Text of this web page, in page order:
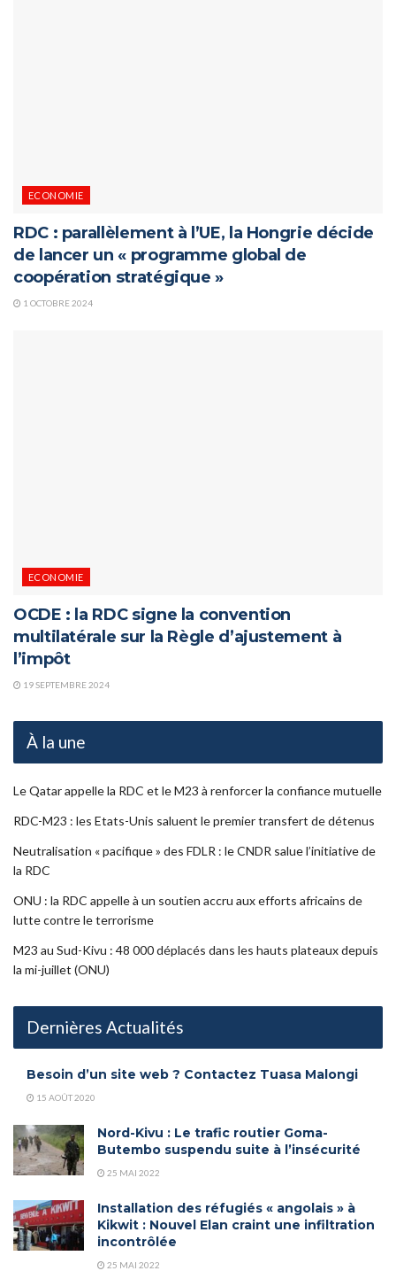
ECONOMIE
RDC : parallèlement à l’UE, la Hongrie décide
de lancer un « programme global de
coopération stratégique »
1 OCTOBRE 2024
ECONOMIE
OCDE : la RDC signe la convention
multilatérale sur la Règle d’ajustement à
l’impôt
19 SEPTEMBRE 2024
À la une
Le Qatar appelle la RDC et le M23 à renforcer la confiance mutuelle
RDC-M23 : les Etats-Unis saluent le premier transfert de détenus
Neutralisation « pacifique » des FDLR : le CNDR salue l’initiative de
la RDC
ONU : la RDC appelle à un soutien accru aux efforts africains de
lutte contre le terrorisme
M23 au Sud-Kivu : 48 000 déplacés dans les hauts plateaux depuis
la mi-juillet (ONU)
Dernières Actualités
Besoin d’un site web ? Contactez Tuasa Malongi
15 AOÛT 2020
Nord-Kivu : Le trafic routier Goma-
Butembo suspendu suite à l’insécurité
25 MAI 2022
Installation des réfugiés « angolais » à
Kikwit : Nouvel Elan craint une infiltration
incontrôlée
25 MAI 2022